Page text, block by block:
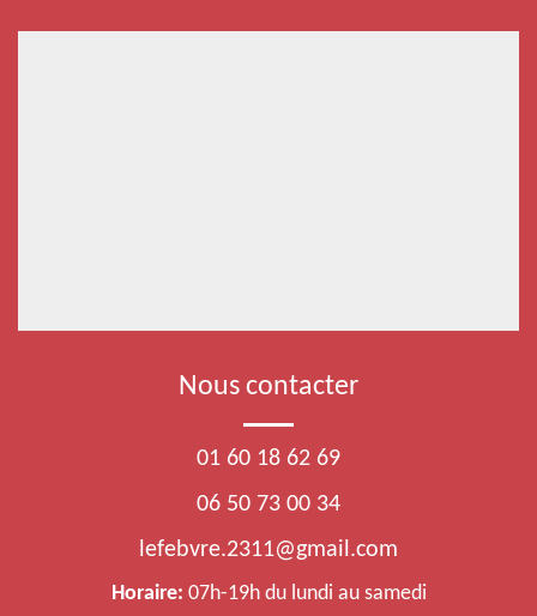
Nous contacter
01 60 18 62 69
06 50 73 00 34
lefebvre.2311@gmail.com
Horaire: 07h-19h du lundi au samedi